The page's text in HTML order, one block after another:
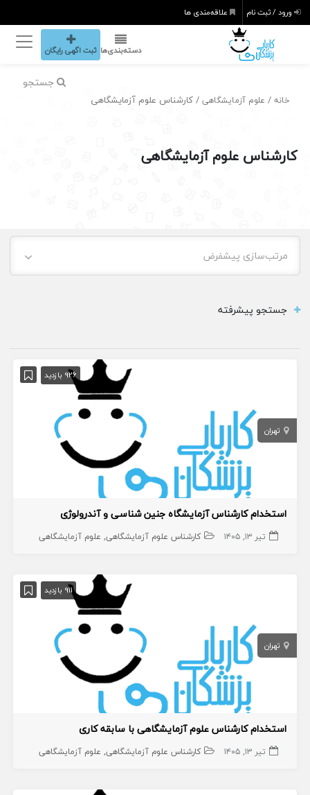
ورود / ثبت نام علاقه‌مندی ها
دسته‌بندی‌ها ثبت اگهی رایگان
جستجو
خانه / علوم آزمایشگاهی / کارشناس علوم آزمایشگاهی
کارشناس علوم آزمایشگاهی
مرتب‌سازی پیشفرض
جستجو پیشرفته
926 بازدید
تهران
استخدام کارشناس آزمایشگاه جنین شناسی و آندرولوژی
تیر ۱۳, ۱۴۰۵ کارشناس علوم آزمایشگاهی علوم آزمایشگاهی
911 بازدید
تهران
استخدام کارشناس علوم آزمایشگاهی با سابقه کاری
تیر ۱۳, ۱۴۰۵ کارشناس علوم آزمایشگاهی علوم آزمایشگاهی